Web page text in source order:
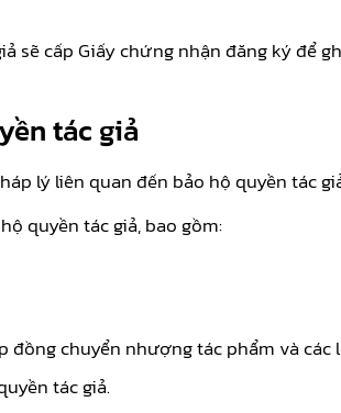
sẽ cấp Giấy chứng nhận đăng ký để
tác giả
lý liên quan đến bảo hộ quyền tác
quyền tác giả, bao gồm:
chuyển nhượng tác phẩm và
tác giả.